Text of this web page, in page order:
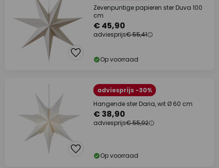
Zevenpuntige papieren ster Duva 100
cm
€ 45,90
adviesprijs€ 55,41
Op voorraad
adviesprijs -30%
Hangende ster Daria, wit Ø 60 cm
€ 38,90
adviesprijs€ 55,92
Op voorraad